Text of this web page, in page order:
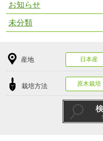
お知らせ
未分類
産地 日本産
栽培方法 原木栽培